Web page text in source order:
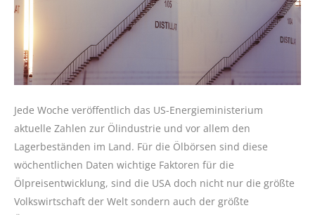
Jede Woche veröffentlich das US-Energieministerium
aktuelle Zahlen zur Ölindustrie und vor allem den
Lagerbeständen im Land. Für die Ölbörsen sind diese
wöchentlichen Daten wichtige Faktoren für die
Ölpreisentwicklung, sind die USA doch nicht nur die größte
Volkswirtschaft der Welt sondern auch der größte